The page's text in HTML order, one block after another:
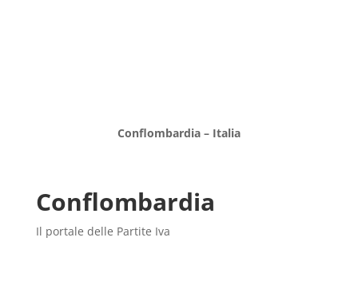
Conflombardia – Italia
Conflombardia
Il portale delle Partite Iva